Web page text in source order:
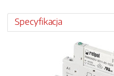
Specyfikacja